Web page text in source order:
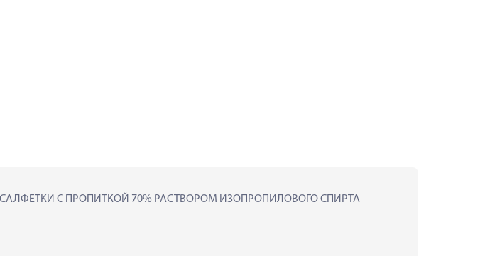
- САЛФЕТКИ С ПРОПИТКОЙ 70% РАСТВОРОМ ИЗОПРОПИЛОВОГО СПИРТА